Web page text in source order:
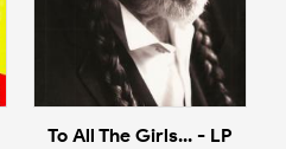
To All The Girls... - LP